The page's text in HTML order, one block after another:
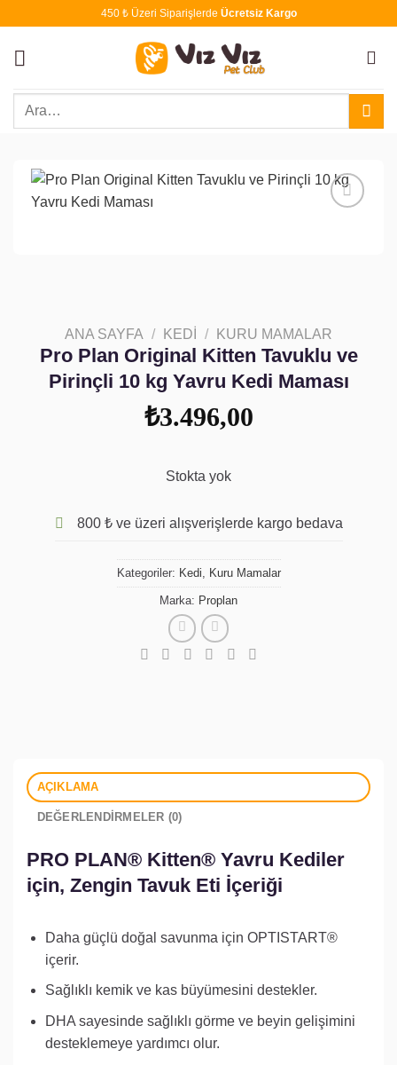
450 ₺ Üzeri Siparişlerde Ücretsiz Kargo
Ara:
ANA SAYFA / KEDI / KURU MAMALAR
Pro Plan Original Kitten Tavuklu ve
Pirinçli 10 kg Yavru Kedi Maması
₺3.496,00
Stokta yok
800 ₺ ve üzeri alışverişlerde kargo bedava
Kategoriler: Kedi, Kuru Mamalar
Marka: Proplan
AÇIKLAMA
DEĞERLENDIRMELER (0)
PRO PLAN® Kitten® Yavru Kediler
için, Zengin Tavuk Eti İçeriği
Daha güçlü doğal savunma için OPTISTART®
içerir.
Sağlıklı kemik ve kas büyümesini destekler.
DHA sayesinde sağlıklı görme ve beyin gelişimini
desteklemeye yardımcı olur.